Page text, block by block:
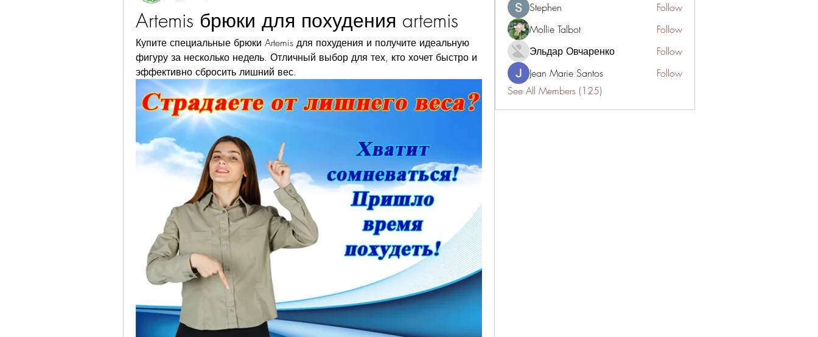
Artemis брюки для похудения artemis
Купите специальные брюки Artemis для похудения и получите идеальную
фигуру за несколько недель. Отличный выбор для тех, кто хочет быстро и
эффективно сбросить лишний вес.
Stephen
Follow
Mollie Talbot
Follow
Эльдар Овчаренко
Follow
Jean Marie Santos
Follow
See All Members (125)